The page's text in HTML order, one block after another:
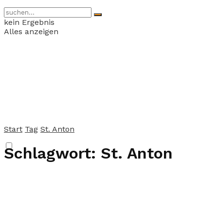
kein Ergebnis
Alles anzeigen
Start Tag St. Anton
Schlagwort: St. Anton